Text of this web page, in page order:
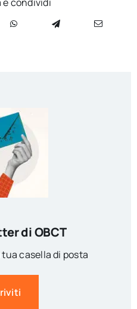
di OBCT
casella di posta